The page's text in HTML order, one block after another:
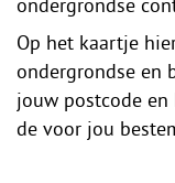
ondergrondse
Op het kaartje
ondergrondse en
jouw postcode
de voor jou